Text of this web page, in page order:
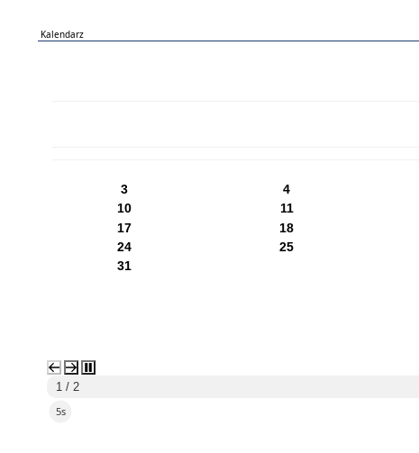
Kalendarz
3
4
10
11
17
18
24
25
31
1 / 2
4s